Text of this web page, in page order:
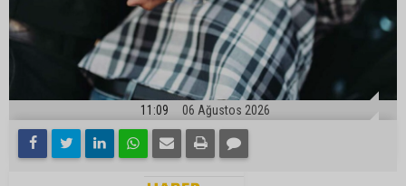
11:09 06 Ağustos 2026